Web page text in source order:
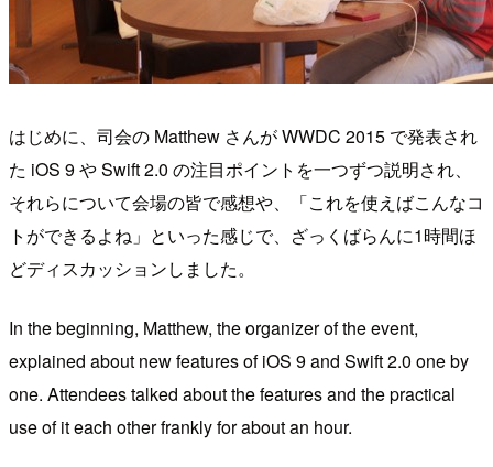
はじめに、司会の Matthew さんが WWDC 2015 で発表され
た iOS 9 や Swift 2.0 の注目ポイントを一つずつ説明され、
それらについて会場の皆で感想や、「これを使えばこんなコ
トができるよね」といった感じで、ざっくばらんに1時間ほ
どディスカッションしました。
In the beginning, Matthew, the organizer of the event,
explained about new features of iOS 9 and Swift 2.0 one by
one. Attendees talked about the features and the practical
use of it each other frankly for about an hour.